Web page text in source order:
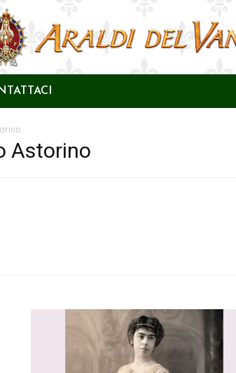
Astorino